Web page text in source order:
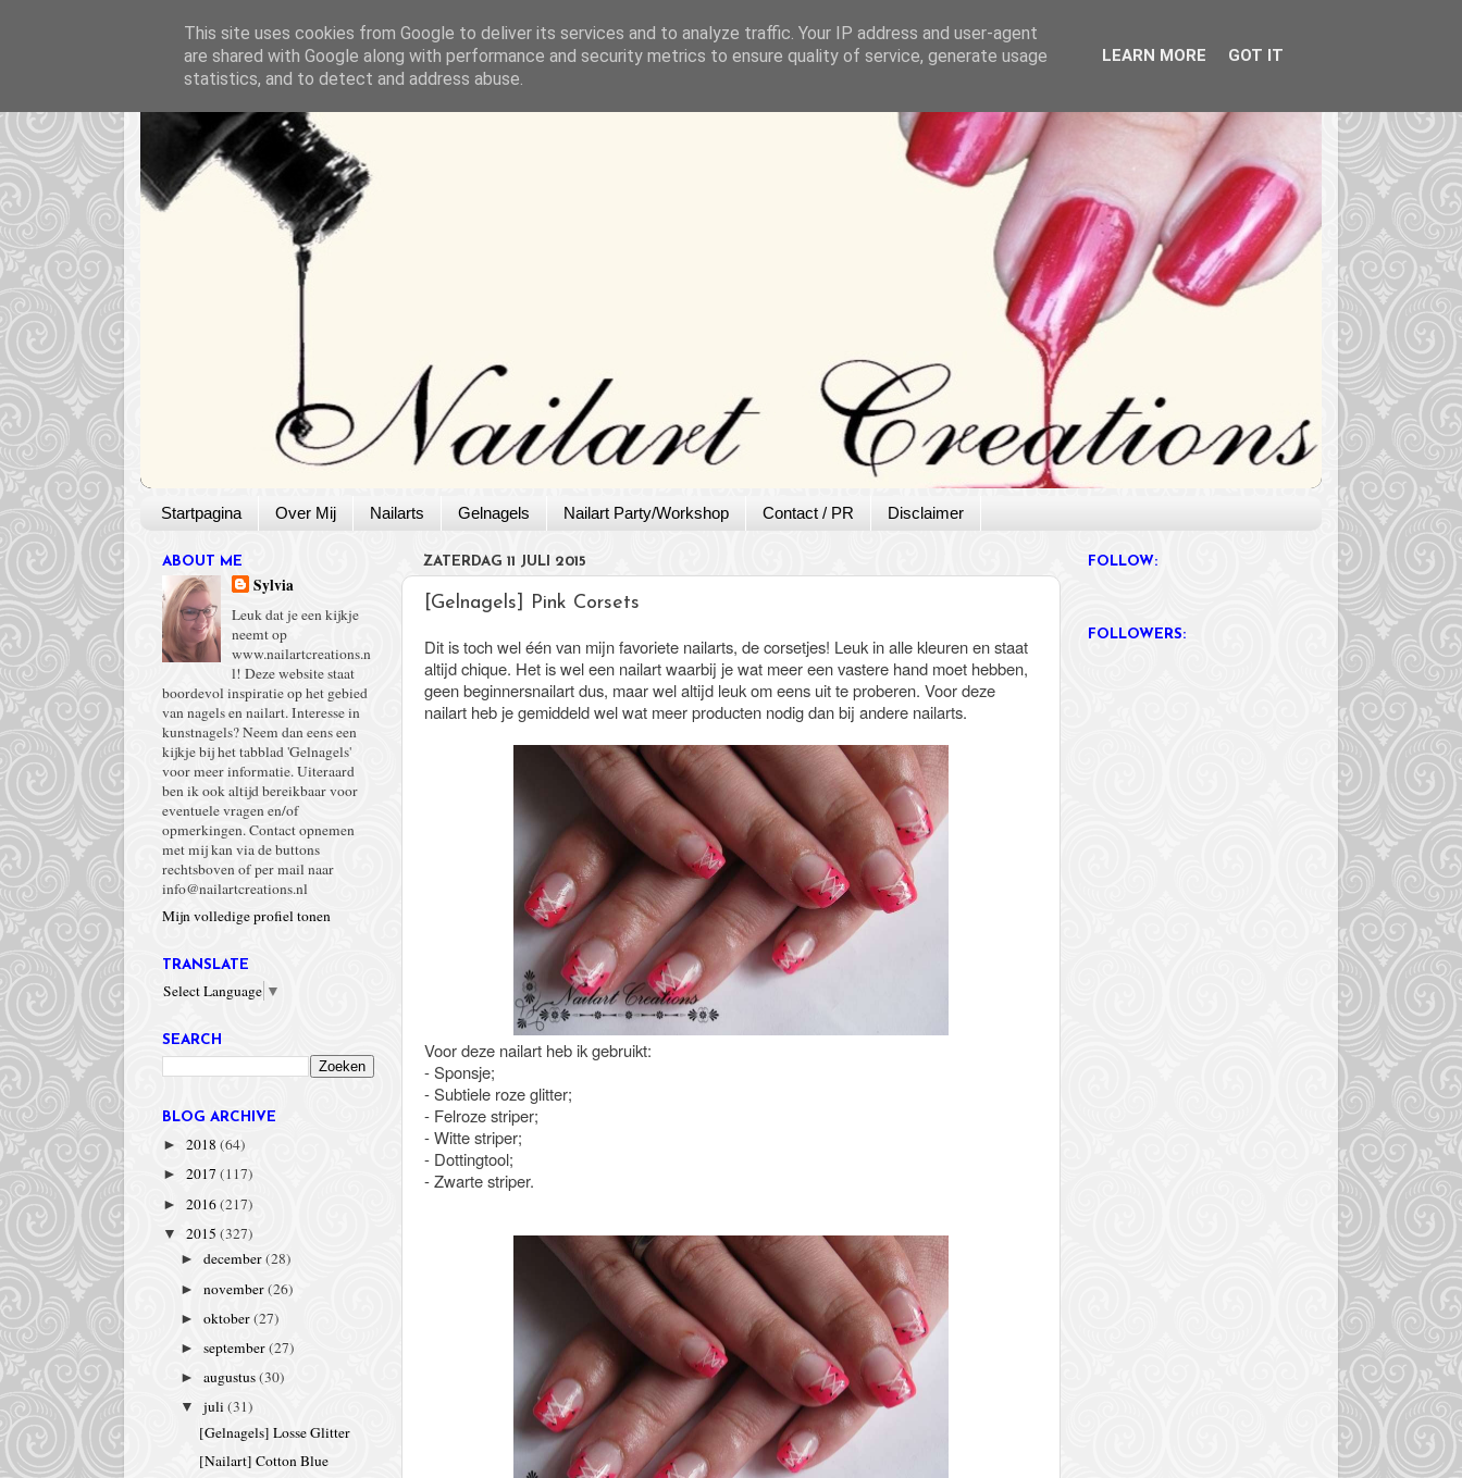
Startpagina Over Mij Nailarts Gelnagels Nailart Party/Workshop Contact / PR Disclaimer
ZATERDAG 11 JULI 2015
[Gelnagels] Pink Corsets
Dit is toch wel één van mijn favoriete nailarts, de corsetjes! Leuk in alle kleuren en staat
altijd chique. Het is wel een nailart waarbij je wat meer een vastere hand moet hebben,
geen beginnersnailart dus, maar wel altijd leuk om eens uit te proberen. Voor deze
nailart heb je gemiddeld wel wat meer producten nodig dan bij andere nailarts.
Voor deze nailart heb ik gebruikt:
- Sponsje;
- Subtiele roze glitter;
- Felroze striper;
- Witte striper;
- Dottingtool;
- Zwarte striper.
ABOUT ME
Sylvia
Leuk dat je een kijkje
neemt op
www.nailartcreations.n
l! Deze website staat
boordevol inspiratie op het gebied
van nagels en nailart. Interesse in
kunstnagels? Neem dan eens een
kijkje bij het tabblad 'Gelnagels'
voor meer informatie. Uiteraard
ben ik ook altijd bereikbaar voor
eventuele vragen en/of
opmerkingen. Contact opnemen
met mij kan via de buttons
rechtsboven of per mail naar
info@nailartcreations.nl
Mijn volledige profiel tonen
TRANSLATE
Select Language ▼
SEARCH
BLOG ARCHIVE
► 2018 (64)
► 2017 (117)
► 2016(217)
▼ 2015 (327)
►december(28)
►november(26)
►oktober(27)
►september(27)
►augustus(30)
▼juli(31)
[Gelnagels] Losse Glitter
[Nailart] Cotton Blue
FOLLOW:
FOLLOWERS:
This site uses cookies from Google to deliver its services and to analyze traffic. Your IP address and user-agent
are shared with Google along with performance and security metrics to ensure quality of service, generate usage
statistics, and to detect and address abuse.
LEARN MORE GOT IT